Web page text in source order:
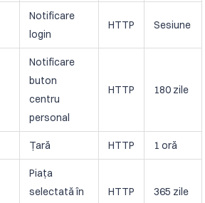
Notificare
login
HTTP Sesiune
Notificare
buton
centru
personal
HTTP 180 zile
Țară HTTP 1 oră
Piața
selectată în
HTTP 365 zile